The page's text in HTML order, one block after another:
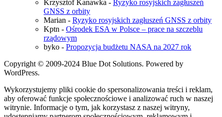
Krzysztof Kanawka - Ryzyko rosyjskich zagłuszeń
GNSS z orbity
Marian - Ryzyko rosyjskich zagłuszeń GNSS z orbity
Kptn - Ośrodek ESA w Polsce – prace na szczeblu
rządowym
byko - Propozycja budżetu NASA na 2027 rok
Copyright © 2009-2024 Blue Dot Solutions. Powered by
WordPress.
Wykorzystujemy pliki cookie do spersonalizowania treści i reklam,
aby oferować funkcje społecznościowe i analizować ruch w naszej
witrynie. Informacje o tym, jak korzystasz z naszej witryny,